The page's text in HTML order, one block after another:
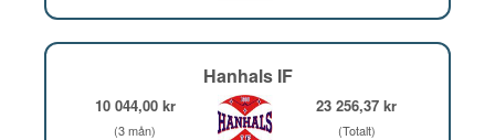
Hanhals IF
10 044,00 kr
(3 mån)
23 256,37 kr
(Totalt)